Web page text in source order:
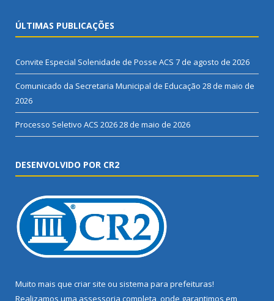
ÚLTIMAS PUBLICAÇÕES
Convite Especial Solenidade de Posse ACS 7 de agosto de 2026
Comunicado da Secretaria Municipal de Educação 28 de maio de
2026
Processo Seletivo ACS 202628 de maio de 2026
DESENVOLVIDO POR CR2
Muito mais que criar site ou sistema para prefeituras!
Realizamos uma assessoria completa, onde garantimos em